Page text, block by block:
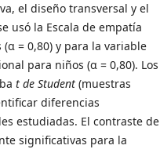
el diseño transversal y el
usó la Escala de empatía
= 0,80) y para la variable
para niños (α = 0,80). Los
t de Student (muestras
diferencias
estudiadas. El contraste de
significativas para la